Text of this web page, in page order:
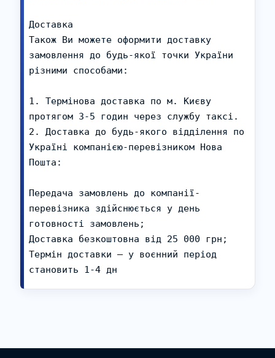
Доставка
Також Ви можете оформити доставку
замовлення до будь-якої точки України
різними способами:
1. Термінова доставка по м. Києву
протягом 3-5 годин через службу таксі.
2. Доставка до будь-якого відділення по
Україні компанією-перевізником Нова
Пошта:
Передача замовлень до компанії-
перевізника здійснюється у день
готовності замовлень;
Доставка безкоштовна від 25 000 грн;
Термін доставки – у воєнний період
становить 1-4 дн